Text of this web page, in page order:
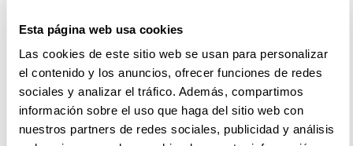
Esta página web usa cookies
Las cookies de este sitio web se usan para personalizar
el contenido y los anuncios, ofrecer funciones de redes
sociales y analizar el tráfico. Además, compartimos
información sobre el uso que haga del sitio web con
nuestros partners de redes sociales, publicidad y análisis